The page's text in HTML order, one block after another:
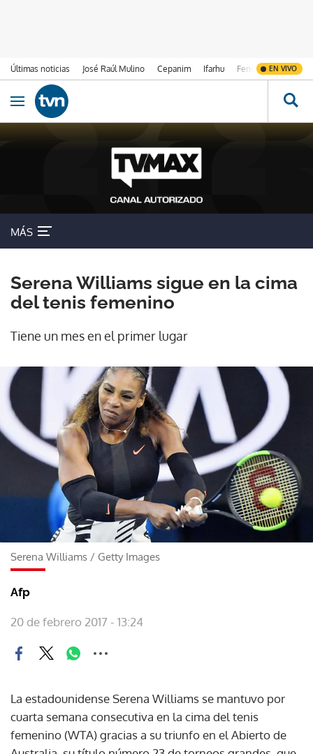
Últimas noticias José Raúl Mulino Cepanim Ifarhu Fenómeno de El
EN VIVO
Ir al contenido
Obrir navegació
MÁS
Serena Williams sigue en la cima
del tenis femenino
Tiene un mes en el primer lugar
Serena Williams / Getty Images
Afp
20 de febrero 2017 - 13:24
La estadounidense Serena Williams se mantuvo por
cuarta semana consecutiva en la cima del tenis
femenino (WTA) gracias a su triunfo en el Abierto de